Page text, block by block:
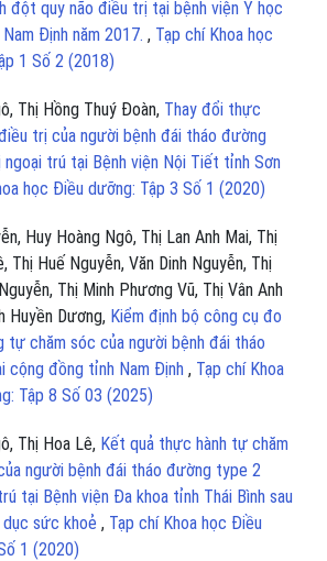
đột quy não điều trị tại bệnh viện Y học
Định năm 2017. , Tạp chí Khoa học
1 Số 2 (2018)
Thị Hồng Thuý Đoàn, Thay đổi thực
trị của người bệnh đái tháo đường
trú tại Bệnh viện Nội Tiết tỉnh Sơn
học Điều dưỡng: Tập 3 Số 1 (2020)
Huy Hoàng Ngô, Thị Lan Anh Mai, Thị
Thị Huế Nguyễn, Văn Dinh Nguyễn, Thị
Thị Minh Phương Vũ, Thị Vân Anh
Huyền Dương, Kiểm định bộ công cụ đo
tự chăm sóc của người bệnh đái tháo
cộng đồng tỉnh Nam Định , Tạp chí Khoa
Tập 8 Số 03 (2025)
Thị Hoa Lê, Kết quả thực hành tự chăm
người bệnh đái tháo đường type 2
tại Bệnh viện Đa khoa tỉnh Thái Bình sau
sức khoẻ , Tạp chí Khoa học Điều
1 (2020)